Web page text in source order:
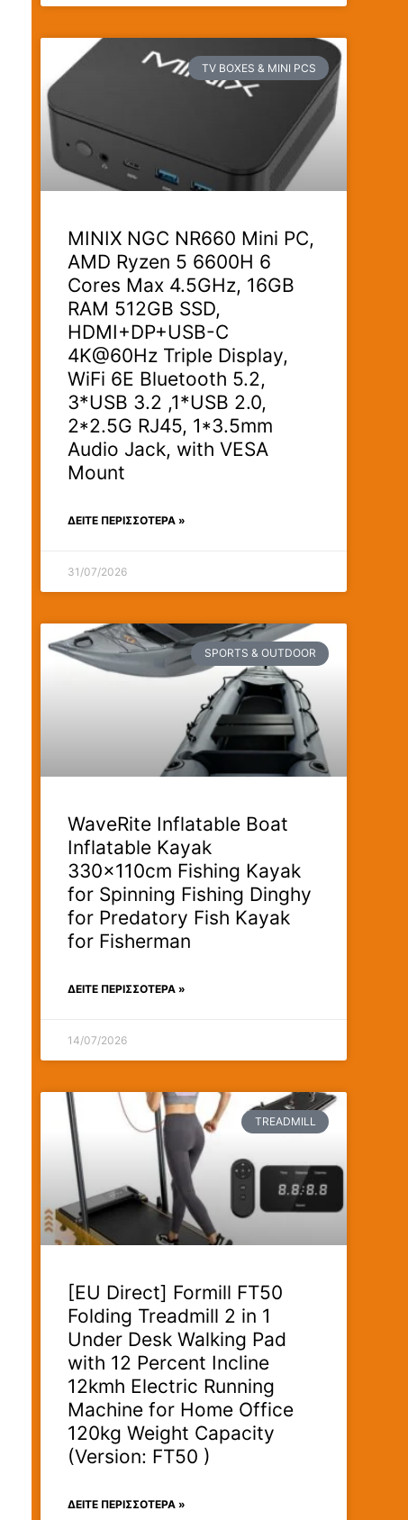
TV BOXES & MINI PCS
MINIX NGC NR660 Mini PC,
AMD Ryzen 5 6600H 6
Cores Max 4.5GHz, 16GB
RAM 512GB SSD,
HDMI+DP+USB-C
4K@60Hz Triple Display,
WiFi 6E Bluetooth 5.2,
3*USB 3.2 ,1*USB 2.0,
2*2.5G RJ45, 1*3.5mm
Audio Jack, with VESA
Mount
ΔΕΊΤΕ ΠΕΡΙΣΣΟΤΕΡΑ »
31/07/2026
SPORTS & OUTDOOR
WaveRite Inflatable Boat
Inflatable Kayak
330x110cm Fishing Kayak
for Spinning Fishing Dinghy
for Predatory Fish Kayak
for Fisherman
ΔΕΊΤΕ ΠΕΡΙΣΣΟΤΕΡΑ »
14/07/2026
TREADMILL
[EU Direct] Formill FT50
Folding Treadmill 2 in 1
Under Desk Walking Pad
with 12 Percent Incline
12kmh Electric Running
Machine for Home Office
120kg Weight Capacity
(Version: FT50 )
ΔΕΊΤΕ ΠΕΡΙΣΣΟΤΕΡΑ »